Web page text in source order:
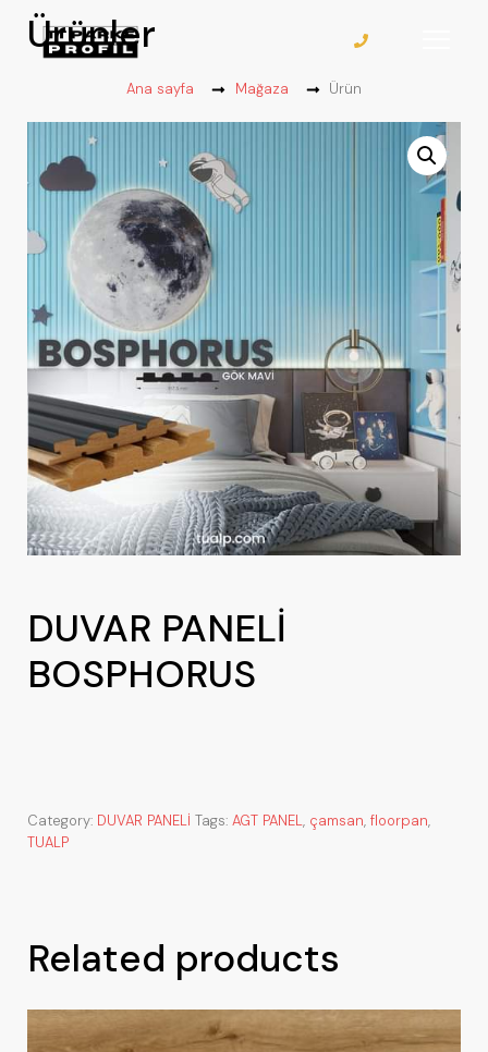
Ürünler
Ana sayfa Mağaza Ürün
DUVAR PANELİ
BOSPHORUS
Category: DUVAR PANELİ Tags: AGT PANEL, çamsan, floorpan,
TUALP
Related products